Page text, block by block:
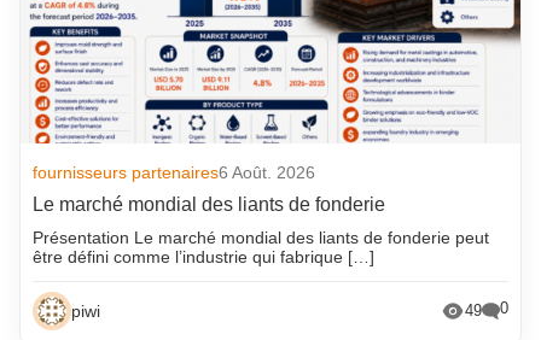
fournisseurs partenaires6 Août. 2026
Le marché mondial des liants de fonderie
Présentation Le marché mondial des liants de fonderie peut
être défini comme l’industrie qui fabrique […]
piwi 49 0